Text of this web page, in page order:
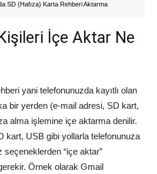
SD (Hafıza) Karta Rehberi Aktarma
İçe Aktar Ne
yani telefonunuzda kayıtlı olan
bir yerden (e-mail adresi, SD kart,
alma işlemine içe aktarma denilir.
kart, USB gibi yollarla telefonunuza
seçeneklerden “içe aktar”
Örnek olarak Gmail